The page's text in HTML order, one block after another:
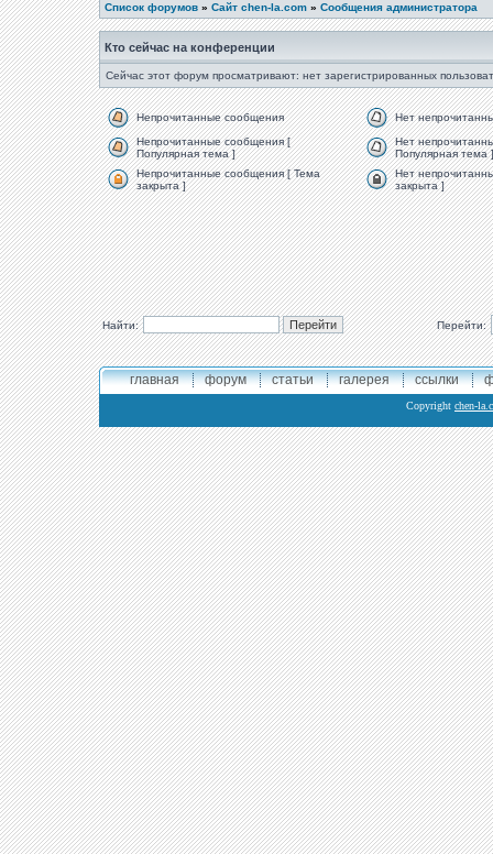
Список форумов » Сайт chen-la.com » Сообщения администратора
Кто сейчас на конференции
Сейчас этот форум просматривают: нет зарегистрированных
Непрочитанные сообщения
Нет
Непрочитанные сообщения [
Популярная тема ]
Нет
Популярная тема ]
Непрочитанные сообщения [ Тема
закрыта ]
Нет
закрыта ]
Найти: Перейти:
главная форум статьи галерея ссылки
Copyright chen-